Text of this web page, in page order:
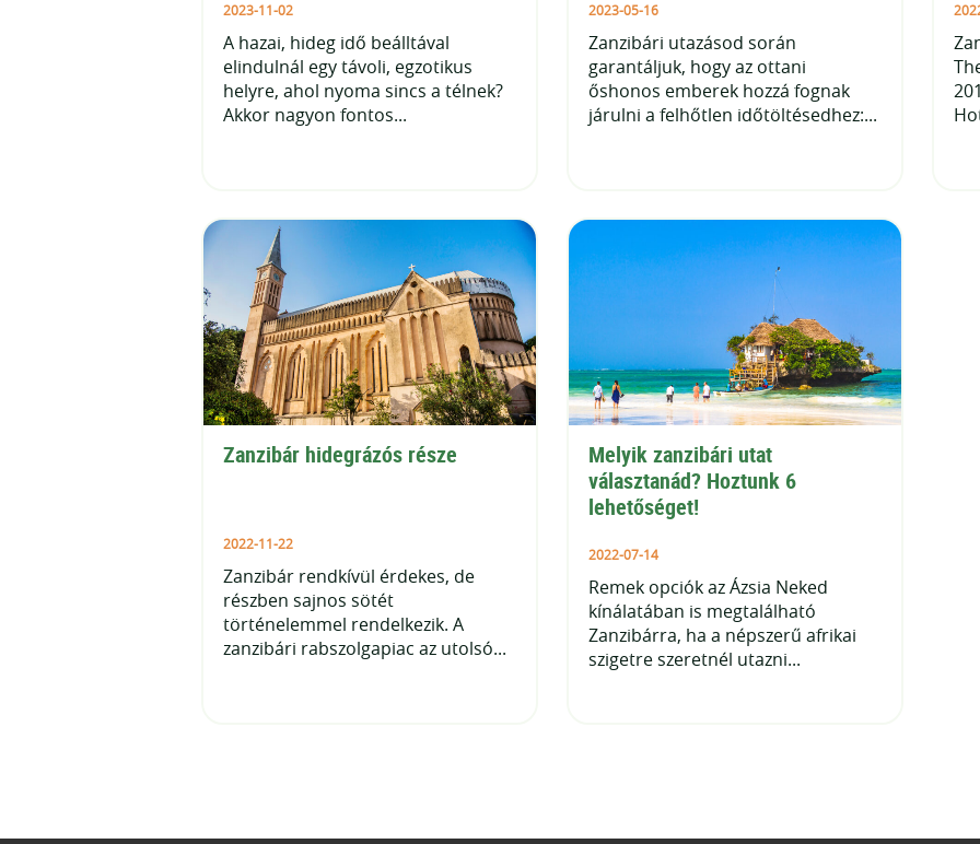
2023-11-02
A hazai, hideg idő beálltával
elindulnál egy távoli, egzotikus
helyre, ahol nyoma sincs a télnek?
Akkor nagyon fontos...
2023-05-16
Zanzibári utazásod során
garantáljuk, hogy az ottani
őshonos emberek hozzá fognak
járulni a felhőtlen időtöltésedhez:...
Zanzibár hidegrázós része
2022-11-22
Zanzibár rendkívül érdekes, de
részben sajnos sötét
történelemmel rendelkezik. A
zanzibári rabszolgapiac az utolsó...
Melyik zanzibári utat
választanád? Hoztunk 6
lehetőséget!
2022-07-14
Remek opciók az Ázsia Neked
kínálatában is megtalálható
Zanzibárra, ha a népszerű afrikai
szigetre szeretnél utazni...